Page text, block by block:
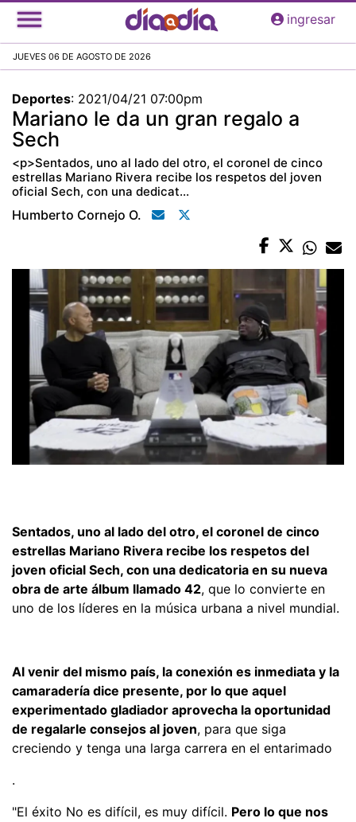
Pasar
al
principal
ingresar
JUEVES 06 DE AGOSTO DE 2026
Deportes: 2021/04/21 07:00pm
Mariano le da un gran regalo a
Sech
<p>Sentados, uno al lado del otro, el coronel de cinco
estrellas Mariano Rivera recibe los respetos del joven
oficial Sech, con una dedicat...
Humberto Cornejo O.
Sentados, uno al lado del otro, el coronel de cinco
estrellas Mariano Rivera recibe los respetos del
joven oficial Sech, con una dedicatoria en su nueva
obra de arte álbum llamado 42, que lo convierte en
uno de los líderes en la música urbana a nivel mundial.
Al venir del mismo país, la conexión es inmediata y la
camaradería dice presente, por lo que aquel
experimentado gladiador aprovecha la oportunidad
de regalarle consejos al joven, para que siga
creciendo y tenga una larga carrera en el entarimado
.
"El éxito No es difícil, es muy difícil. Pero lo que nos